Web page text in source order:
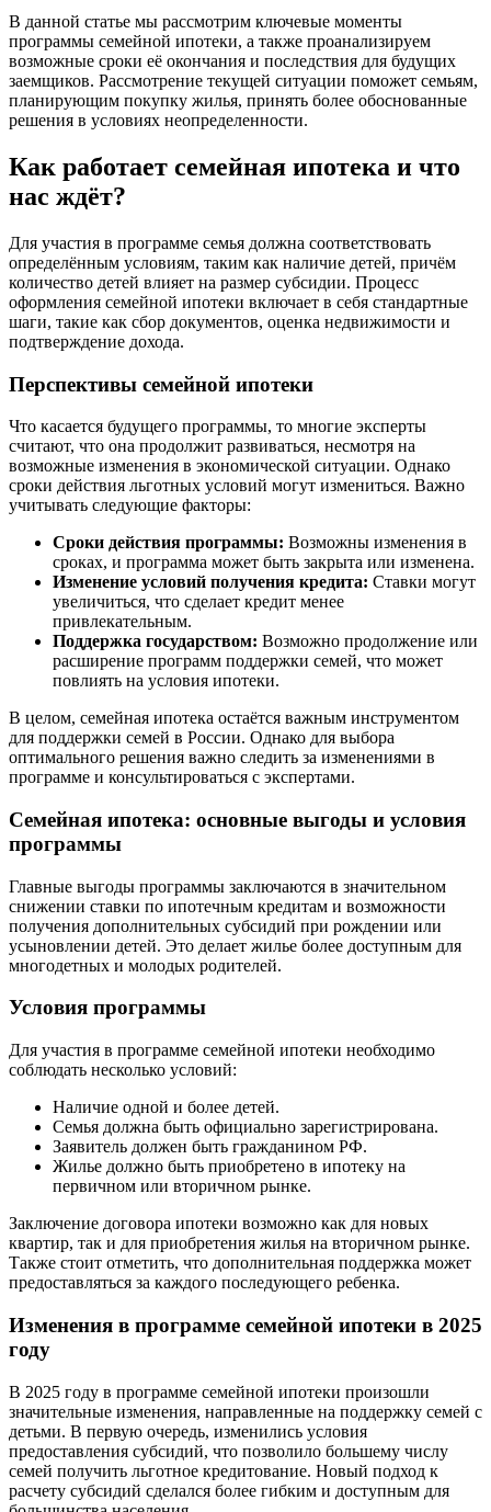
В данной статье мы рассмотрим ключевые моменты
программы семейной ипотеки, а также проанализируем
возможные сроки её окончания и последствия для будущих
заемщиков. Pассмотрение текущей ситуации поможет семьям,
планирующим покупку жилья, принять более обоснованные
решения в условиях неопределенности.
Как работает семейная ипотека и что
нас ждёт?
Для участия в программе семья должна соответствовать
определённым условиям, таким как наличие детей, причём
количество детей влияет на размер субсидии. Процесс
оформления семейной ипотеки включает в себя стандартные
шаги, такие как сбор документов, оценка недвижимости и
подтверждение дохода.
Перспективы семейной ипотеки
Что касается будущего программы, то многие эксперты
считают, что она продолжит развиваться, несмотря на
возможные изменения в экономической ситуации. Однако
сроки действия льготных условий могут измениться. Важно
учитывать следующие факторы:
Сроки действия программы: Возможны изменения в
сроках, и программа может быть закрыта или изменена.
Изменение условий получения кредита: Ставки могут
увеличиться, что сделает кредит менее
привлекательным.
Поддержка государством: Возможно продолжение или
расширение программ поддержки семей, что может
повлиять на условия ипотеки.
В целом, семейная ипотека остаётся важным инструментом
для поддержки семей в России. Однако для выбора
оптимального решения важно следить за изменениями в
программе и консультироваться с экспертами.
Семейная ипотека: основные выгоды и условия
программы
Главные выгоды программы заключаются в значительном
снижении ставки по ипотечным кредитам и возможности
получения дополнительных субсидий при рождении или
усыновлении детей. Это делает жилье более доступным для
многодетных и молодых родителей.
Условия программы
Для участия в программе семейной ипотеки необходимо
соблюдать несколько условий:
Наличие одной и более детей.
Семья должна быть официально зарегистрирована.
Заявитель должен быть гражданином РФ.
Жилье должно быть приобретено в ипотеку на
первичном или вторичном рынке.
Заключение договора ипотеки возможно как для новых
квартир, так и для приобретения жилья на вторичном рынке.
Также стоит отметить, что дополнительная поддержка может
предоставляться за каждого последующего ребенка.
Изменения в программе семейной ипотеки в 2025
году
В 2025 году в программе семейной ипотеки произошли
значительные изменения, направленные на поддержку семей с
детьми. В первую очередь, изменились условия
предоставления субсидий, что позволило большему числу
семей получить льготное кредитование. Новый подход к
расчету субсидий сделался более гибким и доступным для